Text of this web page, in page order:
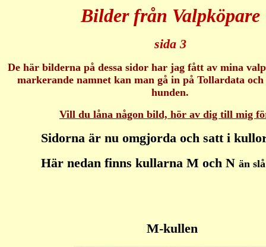
Bilder från Valpköpare
sida 3
De här bilderna på dessa sidor har jag fått av mina
markerande namnet kan man gå in på Tollardata och
hunden.
Vill du låna någon bild, hör av dig till mig
Sidorna är nu omgjorda och satt i
Här nedan finns kullarna M och N än
M-kullen